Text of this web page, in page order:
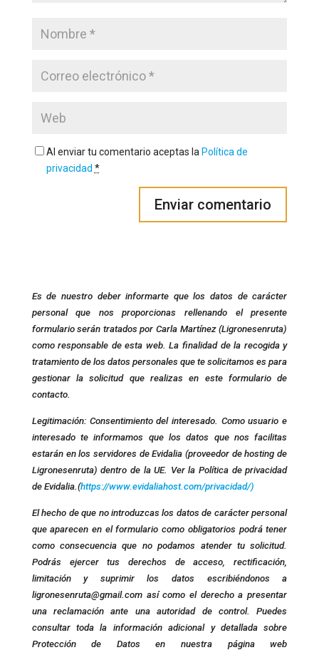
Al enviar tu comentario aceptas la Política de
privacidad *
Es de nuestro deber informarte que los datos de carácter
personal que nos proporcionas rellenando el presente
formulario serán tratados por Carla Martínez (Ligronesenruta)
como responsable de esta web. La finalidad de la recogida y
tratamiento de los datos personales que te solicitamos es para
gestionar la solicitud que realizas en este formulario de
contacto.
Legitimación: Consentimiento del interesado. Como usuario e
interesado te informamos que los datos que nos facilitas
estarán en los servidores de Evidalia (proveedor de hosting de
Ligronesenruta) dentro de la UE. Ver la Política de privacidad
de Evidalia.(https://www.evidaliahost.com/privacidad/)
El hecho de que no introduzcas los datos de carácter personal
que aparecen en el formulario como obligatorios podrá tener
como consecuencia que no podamos atender tu solicitud.
Podrás ejercer tus derechos de acceso, rectificación,
limitación y suprimir los datos escribiéndonos a
ligronesenruta@gmail.com así como el derecho a presentar
una reclamación ante una autoridad de control. Puedes
consultar toda la información adicional y detallada sobre
Protección de Datos en nuestra página web